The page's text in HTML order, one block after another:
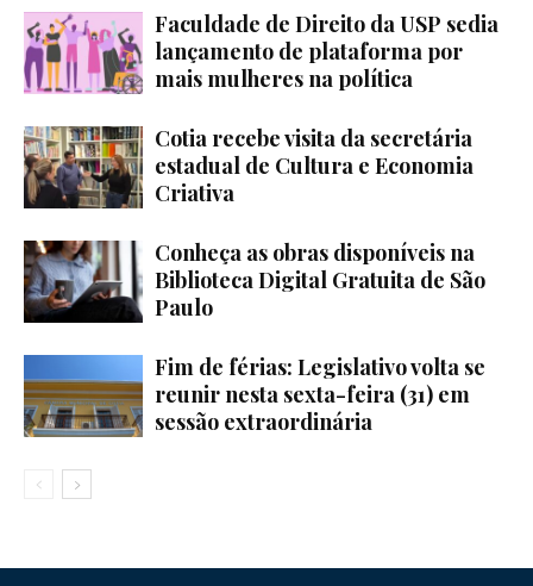
Faculdade de Direito da USP sedia
lançamento de plataforma por
mais mulheres na política
Cotia recebe visita da secretária
estadual de Cultura e Economia
Criativa
Conheça as obras disponíveis na
Biblioteca Digital Gratuita de São
Paulo
Fim de férias: Legislativo volta se
reunir nesta sexta-feira (31) em
sessão extraordinária